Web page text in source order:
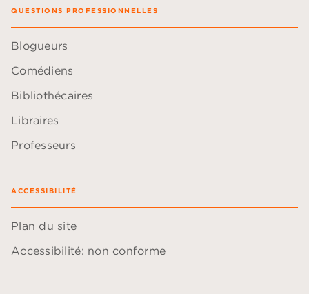
QUESTIONS PROFESSIONNELLES
Blogueurs
Comédiens
Bibliothécaires
Libraires
Professeurs
ACCESSIBILITÉ
Plan du site
Accessibilité: non conforme